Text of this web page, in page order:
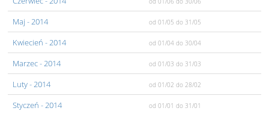
Maj - 2014 od 01/05 do 31/05
Kwiecień - 2014 od 01/04 do 30/04
Marzec- 2014 od 01/03 do 31/03
Luty- 2014 od 01/02 do 28/02
Styczeń - 2014 od 01/01 do 31/01